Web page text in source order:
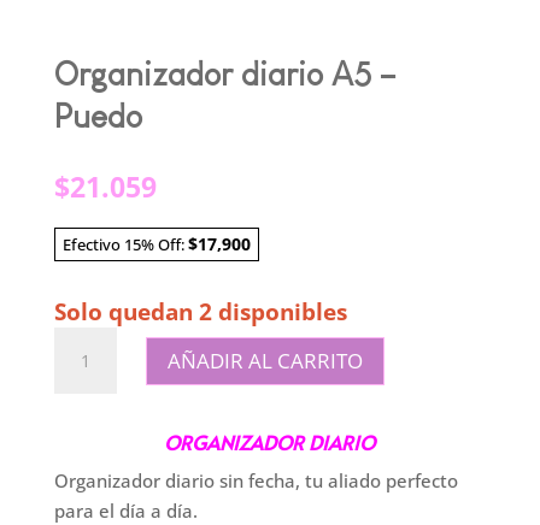
Organizador diario A5 –
Puedo
$21.059
Efectivo 15% Off:$17,900
Solo quedan 2 disponibles
Organizador
diario
cantidad
AÑADIR AL CARRITO
ORGANIZADOR DIARIO
Organizador diario sin fecha, tu aliado perfecto
para el día a día.